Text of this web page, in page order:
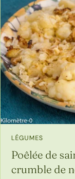
LÉGUMES
Poêlée de
crumble de